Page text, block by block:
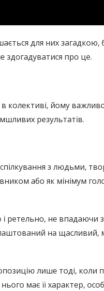
для них загадкою,
здогадуватися про це.
йому важливо
результатів.
з людьми,
або як мінімум
не впадаючи
на
лише тоді, коли
має її характер,